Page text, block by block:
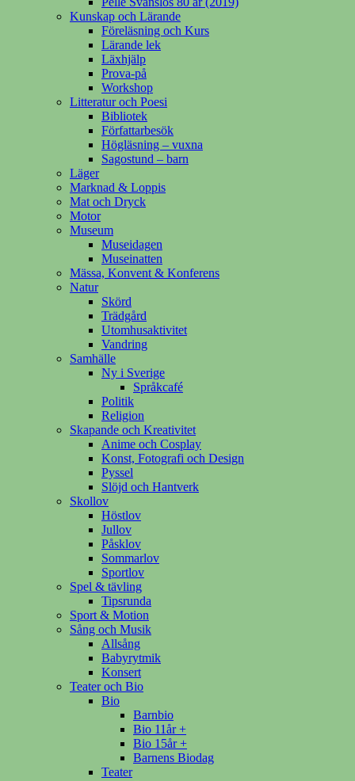
Kunskap och Lärande
Föreläsning och Kurs
Lärande lek
Läxhjälp
Prova-på
Workshop
Litteratur och Poesi
Bibliotek
Författarbesök
Högläsning – vuxna
Sagostund – barn
Läger
Marknad & Loppis
Mat och Dryck
Motor
Museum
Museidagen
Museinatten
Mässa, Konvent & Konferens
Natur
Skörd
Trädgård
Utomhusaktivitet
Vandring
Samhälle
Ny i Sverige
Språkcafé
Politik
Religion
Skapande och Kreativitet
Anime och Cosplay
Konst, Fotografi och Design
Pyssel
Slöjd och Hantverk
Skollov
Höstlov
Jullov
Påsklov
Sommarlov
Sportlov
Spel & tävling
Tipsrunda
Sport & Motion
Sång och Musik
Allsång
Babyrytmik
Konsert
Teater och Bio
Bio
Barnbio
Bio 11år +
Bio 15år +
Barnens Biodag
Teater